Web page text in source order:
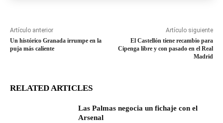
Artículo anterior
Un histórico Granada irrumpe en la
puja más caliente
Artículo siguiente
El Castellón tiene recambio para
Cipenga libre y con pasado en el Real
Madrid
RELATED ARTICLES
Las Palmas negocia un fichaje con el
Arsenal